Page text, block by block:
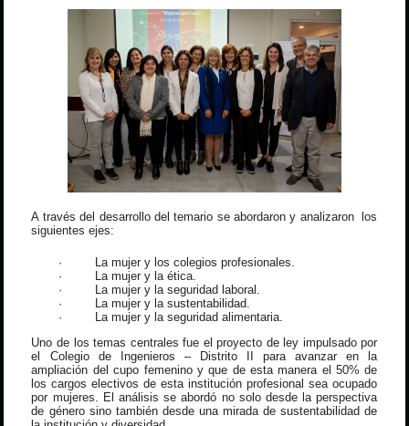
A través del desarrollo del temario se abordaron y analizaron los
siguientes ejes:
·
La mujer y los colegios profesionales.
·
La mujer y la ética.
·
La mujer y la seguridad laboral.
·
La mujer y la sustentabilidad.
·
La mujer y la seguridad alimentaria.
Uno de los temas centrales fue el proyecto de ley impulsado por
el Colegio de Ingenieros – Distrito II para avanzar en la
ampliación del cupo femenino y que de esta manera el 50% de
los cargos electivos de esta institución profesional sea ocupado
por mujeres. El análisis se abordó no solo desde la perspectiva
de género sino también desde una mirada de sustentabilidad de